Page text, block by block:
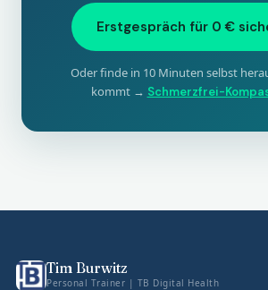
Erstgespräch für 0 €
Oder finde in 10 Minuten selbst
kommt → Schmerzfrei-
Tim Burwitz
Personal Trainer | TB Digital Health